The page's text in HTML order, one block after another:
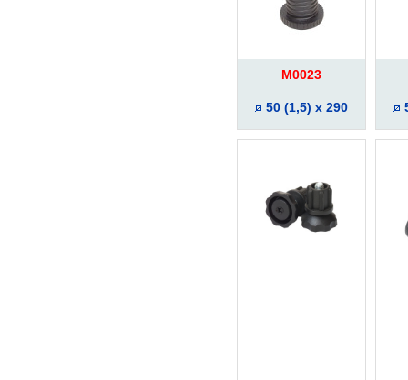
M0023
50 (1,5) x 290